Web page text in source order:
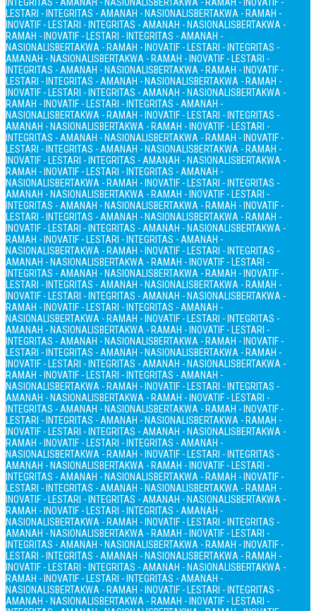
LESTARI - INTEGRITAS - AMANAH - NASIONALISBERTAKWA - RAMAH -
INOVATIF - LESTARI - INTEGRITAS - AMANAH - NASIONALISBERTAKWA -
RAMAH - INOVATIF - LESTARI - INTEGRITAS - AMANAH -
NASIONALISBERTAKWA - RAMAH - INOVATIF - LESTARI - INTEGRITAS -
AMANAH - NASIONALISBERTAKWA - RAMAH - INOVATIF - LESTARI -
INTEGRITAS - AMANAH - NASIONALISBERTAKWA - RAMAH - INOVATIF -
LESTARI - INTEGRITAS - AMANAH - NASIONALISBERTAKWA - RAMAH -
INOVATIF - LESTARI - INTEGRITAS - AMANAH - NASIONALISBERTAKWA -
RAMAH - INOVATIF - LESTARI - INTEGRITAS - AMANAH -
NASIONALISBERTAKWA - RAMAH - INOVATIF - LESTARI - INTEGRITAS -
AMANAH - NASIONALISBERTAKWA - RAMAH - INOVATIF - LESTARI -
INTEGRITAS - AMANAH - NASIONALISBERTAKWA - RAMAH - INOVATIF -
LESTARI - INTEGRITAS - AMANAH - NASIONALISBERTAKWA - RAMAH -
INOVATIF - LESTARI - INTEGRITAS - AMANAH - NASIONALISBERTAKWA -
RAMAH - INOVATIF - LESTARI - INTEGRITAS - AMANAH -
NASIONALISBERTAKWA - RAMAH - INOVATIF - LESTARI - INTEGRITAS -
AMANAH - NASIONALISBERTAKWA - RAMAH - INOVATIF - LESTARI -
INTEGRITAS - AMANAH - NASIONALISBERTAKWA - RAMAH - INOVATIF -
LESTARI - INTEGRITAS - AMANAH - NASIONALISBERTAKWA - RAMAH -
INOVATIF - LESTARI - INTEGRITAS - AMANAH - NASIONALISBERTAKWA -
RAMAH - INOVATIF - LESTARI - INTEGRITAS - AMANAH -
NASIONALISBERTAKWA - RAMAH - INOVATIF - LESTARI - INTEGRITAS -
AMANAH - NASIONALISBERTAKWA - RAMAH - INOVATIF - LESTARI -
INTEGRITAS - AMANAH - NASIONALISBERTAKWA - RAMAH - INOVATIF -
LESTARI - INTEGRITAS - AMANAH - NASIONALISBERTAKWA - RAMAH -
INOVATIF - LESTARI - INTEGRITAS - AMANAH - NASIONALISBERTAKWA -
RAMAH - INOVATIF - LESTARI - INTEGRITAS - AMANAH -
NASIONALISBERTAKWA - RAMAH - INOVATIF - LESTARI - INTEGRITAS -
AMANAH - NASIONALISBERTAKWA - RAMAH - INOVATIF - LESTARI -
INTEGRITAS - AMANAH - NASIONALISBERTAKWA - RAMAH - INOVATIF -
LESTARI - INTEGRITAS - AMANAH - NASIONALISBERTAKWA - RAMAH -
INOVATIF - LESTARI - INTEGRITAS - AMANAH - NASIONALISBERTAKWA -
RAMAH - INOVATIF - LESTARI - INTEGRITAS - AMANAH -
NASIONALISBERTAKWA - RAMAH - INOVATIF - LESTARI - INTEGRITAS -
AMANAH - NASIONALISBERTAKWA - RAMAH - INOVATIF - LESTARI -
INTEGRITAS - AMANAH - NASIONALISBERTAKWA - RAMAH - INOVATIF -
LESTARI - INTEGRITAS - AMANAH - NASIONALISBERTAKWA - RAMAH -
INOVATIF - LESTARI - INTEGRITAS - AMANAH - NASIONALISBERTAKWA -
RAMAH - INOVATIF - LESTARI - INTEGRITAS - AMANAH -
NASIONALISBERTAKWA - RAMAH - INOVATIF - LESTARI - INTEGRITAS -
AMANAH - NASIONALISBERTAKWA - RAMAH - INOVATIF - LESTARI -
INTEGRITAS - AMANAH - NASIONALISBERTAKWA - RAMAH - INOVATIF -
LESTARI - INTEGRITAS - AMANAH - NASIONALISBERTAKWA - RAMAH -
INOVATIF - LESTARI - INTEGRITAS - AMANAH - NASIONALISBERTAKWA -
RAMAH - INOVATIF - LESTARI - INTEGRITAS - AMANAH -
NASIONALISBERTAKWA - RAMAH - INOVATIF - LESTARI - INTEGRITAS -
AMANAH - NASIONALISBERTAKWA - RAMAH - INOVATIF - LESTARI -
INTEGRITAS - AMANAH - NASIONALISBERTAKWA - RAMAH - INOVATIF -
LESTARI - INTEGRITAS - AMANAH - NASIONALISBERTAKWA - RAMAH -
INOVATIF - LESTARI - INTEGRITAS - AMANAH - NASIONALISBERTAKWA -
RAMAH - INOVATIF - LESTARI - INTEGRITAS - AMANAH -
NASIONALISBERTAKWA - RAMAH - INOVATIF - LESTARI - INTEGRITAS -
AMANAH - NASIONALISBERTAKWA - RAMAH - INOVATIF - LESTARI -